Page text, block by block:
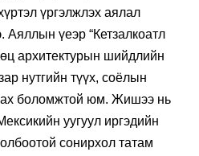
үргэлжлэх аялал
Аяллын үеэр “Кетзалкоатл
архитектурын шийдлийн
нутгийн түүх, соёлын
боломжтой юм. Жишээ нь
уугуул иргэдийн
сонирхол татам